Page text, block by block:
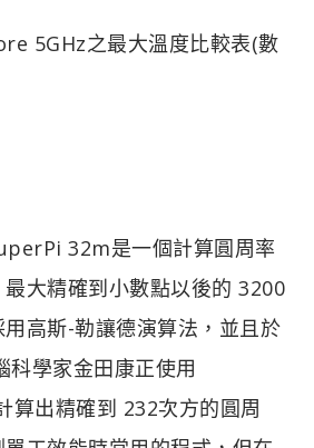
5GHz之最大溫度比較表(數
32m是一個計算圓周率
大精確到小數點以後的 3200
高斯-勒讓德演算法，並且於
科學家金田康正使用
算出精確到 232次方的圓周